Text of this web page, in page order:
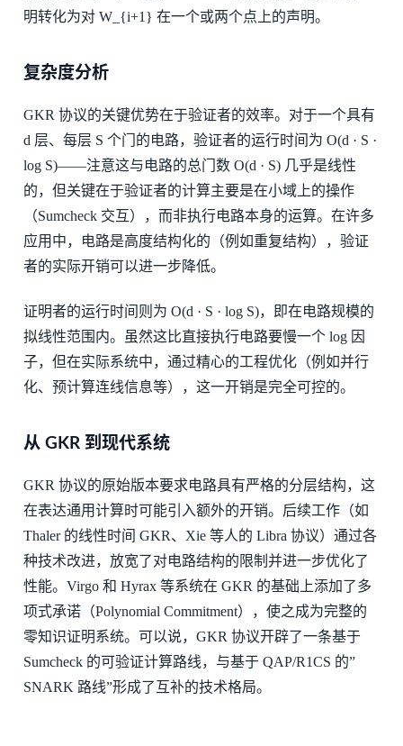
明转化为对 W_{i+1} 在一个或两个点上的声明。
复杂度分析
GKR 协议的关键优势在于验证者的效率。对于一个具有
d 层、每层 S 个门的电路，验证者的运行时间为 O(d · S ·
log S)——注意这与电路的总门数 O(d · S) 几乎是线性
的，但关键在于验证者的计算主要是在小域上的操作
（Sumcheck 交互），而非执行电路本身的运算。在许多
应用中，电路是高度结构化的（例如重复结构），验证
者的实际开销可以进一步降低。
证明者的运行时间则为 O(d · S · log S)，即在电路规模的
拟线性范围内。虽然这比直接执行电路要慢一个 log 因
子，但在实际系统中，通过精心的工程优化（例如并行
化、预计算连线信息等），这一开销是完全可控的。
从 GKR 到现代系统
GKR 协议的原始版本要求电路具有严格的分层结构，这
在表达通用计算时可能引入额外的开销。后续工作（如
Thaler 的线性时间 GKR、Xie 等人的 Libra 协议）通过各
种技术改进，放宽了对电路结构的限制并进一步优化了
性能。Virgo 和 Hyrax 等系统在 GKR 的基础上添加了多
项式承诺（Polynomial Commitment），使之成为完整的
零知识证明系统。可以说，GKR 协议开辟了一条基于
Sumcheck 的可验证计算路线，与基于 QAP/R1CS 的”
SNARK 路线”形成了互补的技术格局。